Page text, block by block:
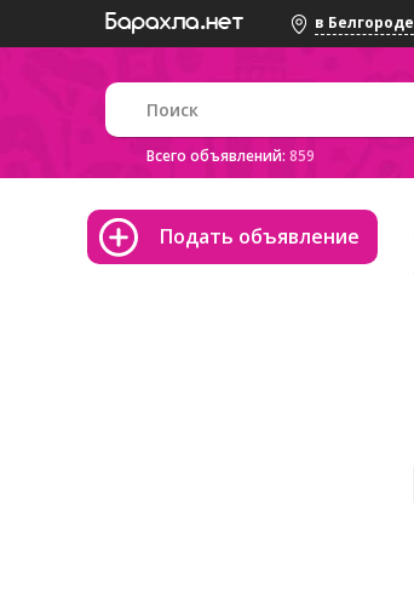
в Белгороде
Всего объявлений: 859
Подать объявление